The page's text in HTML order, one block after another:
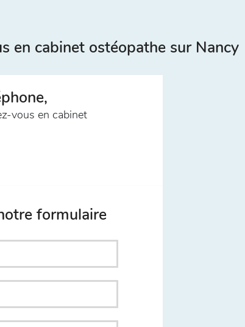
en cabinet ostéopathe sur Nancy
vous en cabinet
formulaire